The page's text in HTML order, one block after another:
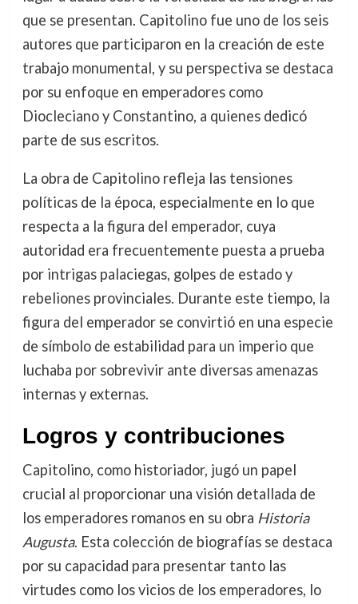
que se presentan. Capitolino fue uno de los seis
autores que participaron en la creación de este
trabajo monumental, y su perspectiva se destaca
por su enfoque en emperadores como
Diocleciano y Constantino, a quienes dedicó
parte de sus escritos.
La obra de Capitolino refleja las tensiones
políticas de la época, especialmente en lo que
respecta a la figura del emperador, cuya
autoridad era frecuentemente puesta a prueba
por intrigas palaciegas, golpes de estado y
rebeliones provinciales. Durante este tiempo, la
figura del emperador se convirtió en una especie
de símbolo de estabilidad para un imperio que
luchaba por sobrevivir ante diversas amenazas
internas y externas.
Logros y contribuciones
Capitolino, como historiador, jugó un papel
crucial al proporcionar una visión detallada de
los emperadores romanos en su obra Historia
Augusta. Esta colección de biografías se destaca
por su capacidad para presentar tanto las
virtudes como los vicios de los emperadores, lo